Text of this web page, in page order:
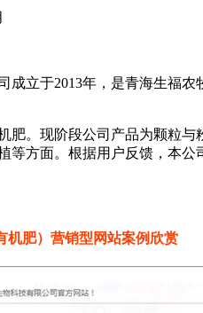
立于2013年，是青海生福农
。现阶段公司产品为颗粒与
等方面。根据用户反馈，本
机肥）营销型网站案例欣赏